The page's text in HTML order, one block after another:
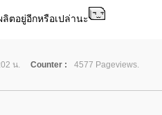
ตอยู่อีกหรือเปล่านะ
น. Counter :
4577 Pageviews.